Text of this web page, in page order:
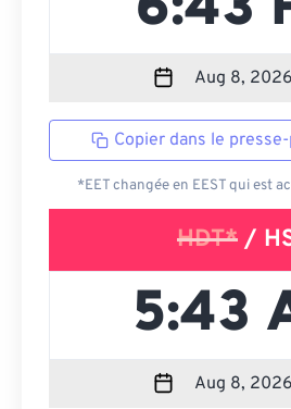
Copier dans le
*EET changée en EEST qui est
HDT*/